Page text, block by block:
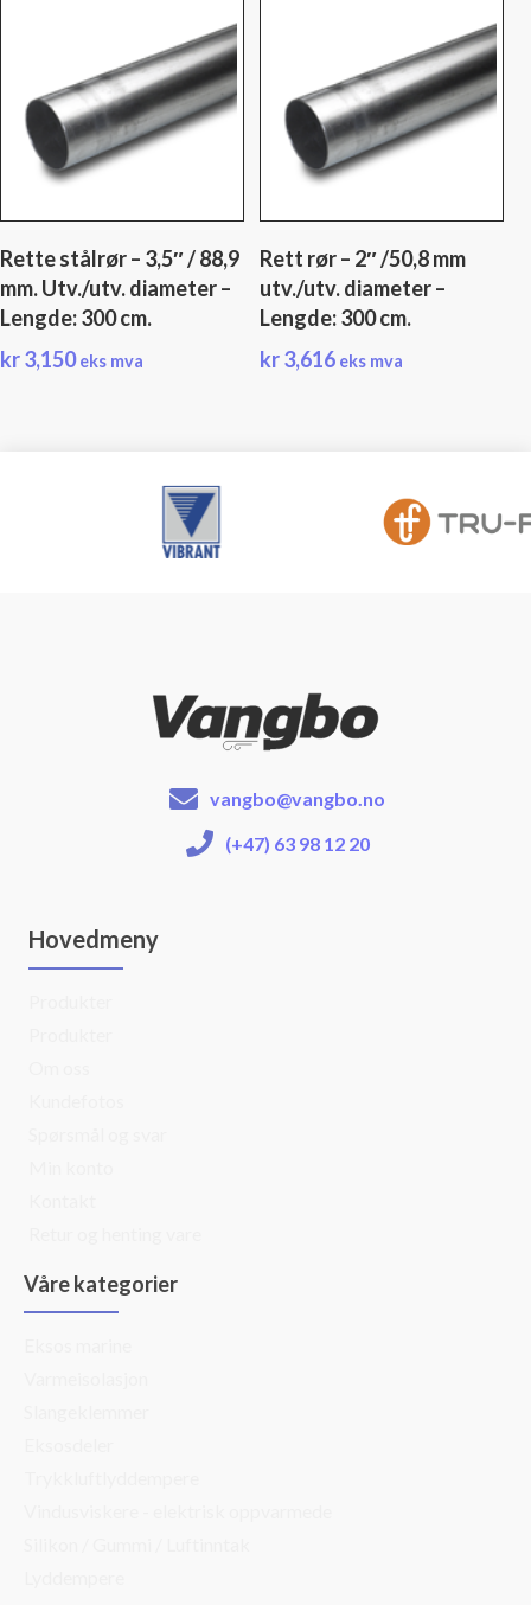
Rette stålrør – 3,5″ / 88,9
mm. Utv./utv. diameter –
Lengde: 300 cm.
kr3,150 eks mva
Rett rør – 2″ /50,8 mm
utv./utv. diameter –
Lengde: 300 cm.
kr3,616 eks mva
vangbo@vangbo.no
(+47) 63 98 12 20
Hovedmeny
Våre kategorier